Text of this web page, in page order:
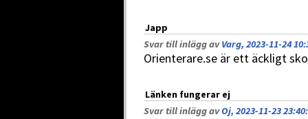
Japp
Svar till inlägg avVarg, 2023-11-24
Orienterare.se är ett äckligt
Länken fungerar ej
Svar till inlägg avOj, 2023-11-23 23:40: